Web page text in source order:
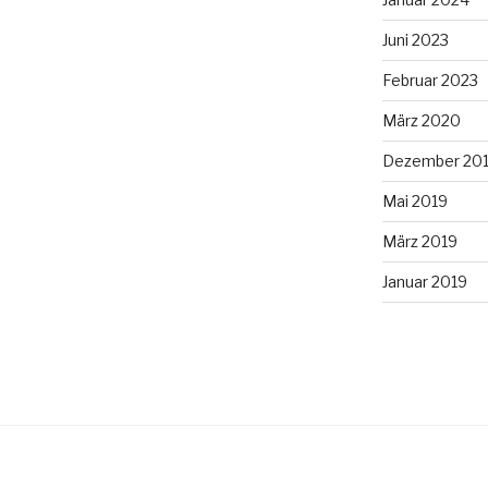
Juni 2023
Februar 2023
März 2020
Dezember
Mai 2019
März 2019
Januar 2019